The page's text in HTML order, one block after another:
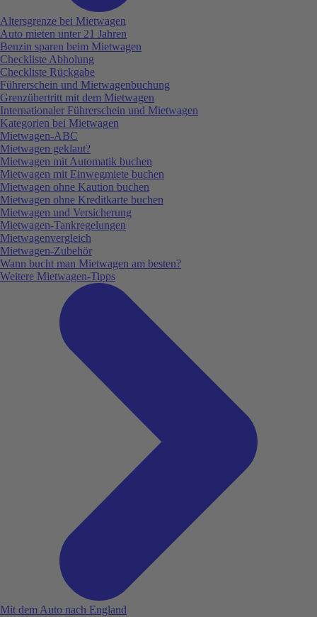
Altersgrenze bei Mietwagen
Auto mieten unter 21 Jahren
Benzin sparen beim Mietwagen
Checkliste Abholung
Checkliste Rückgabe
Führerschein und Mietwagenbuchung
Grenzübertritt mit dem Mietwagen
Internationaler Führerschein und Mietwagen
Kategorien bei Mietwagen
Mietwagen-ABC
Mietwagen geklaut?
Mietwagen mit Automatik buchen
Mietwagen mit Einwegmiete buchen
Mietwagen ohne Kaution buchen
Mietwagen ohne Kreditkarte buchen
Mietwagen und Versicherung
Mietwagen-Tankregelungen
Mietwagenvergleich
Mietwagen-Zubehör
Wann bucht man Mietwagen am besten?
Weitere Mietwagen-Tipps
Mit dem Auto nach England